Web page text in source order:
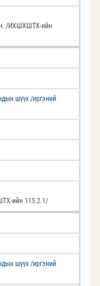
/ИХШХШТХ-ийн
шүүх /иргэний
ийн 115.2.1/
шүүх /иргэний